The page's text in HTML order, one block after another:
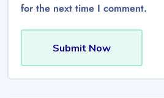
for the next time I comment.
Submit Now